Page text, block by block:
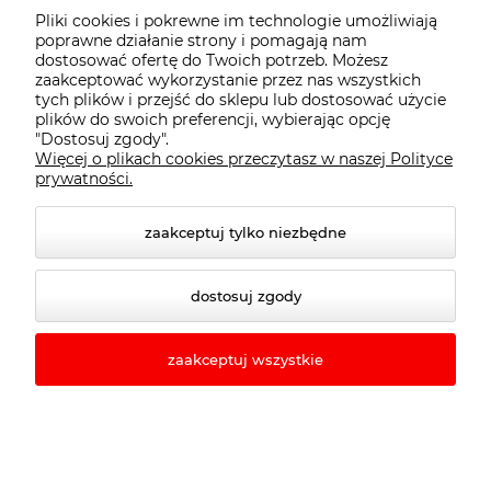
Przykład
+ 150ml
oksydantu
+ 150ml
oksydantu
200ml
oksydantu
Jak nakładać mieszankę?
Nałóż część kremu na długości włosów na około 20
minut w zależności od rodzaju włosów. Po upływie tego
czasu, resztę mieszanki aplikuj od nasady i odczekaj do
25/30 minut. Następnie spłucz wodą i zastosuj szampon
do włosów farbowanych, który przedłuży trwałość
Care Code: Zakoduj Ekskluzywną
Pielęgnację Włosów
Pliki cookies i pokrewne im technologie umożliwiają
poprawne działanie strony i pomagają nam
dostosować ofertę do Twoich potrzeb. Możesz
zaakceptować wykorzystanie przez nas wszystkich
tych plików i przejść do sklepu lub dostosować użycie
plików do swoich preferencji, wybierając opcję
"Dostosuj zgody".
Więcej o plikach cookies przeczytasz w naszej Polityce
prywatności.
zaakceptuj tylko niezbędne
dostosuj zgody
zaakceptuj wszystkie